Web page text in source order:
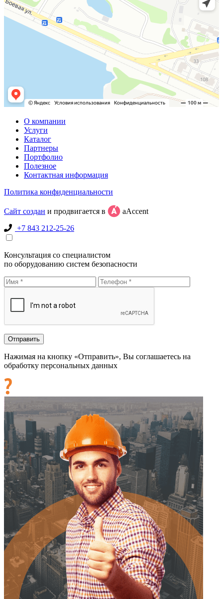
О компании
Услуги
Каталог
Партнеры
Портфолио
Полезное
Контактная информация
Политика конфиденциальности
Сайт создан и продвигается в
aAccent
+7 843 212-25-26
Консультация со специалистом
по оборудованию систем безопасности
Нажимая на кнопку «Отправить», Вы соглашаетесь на
обработку персональных данных